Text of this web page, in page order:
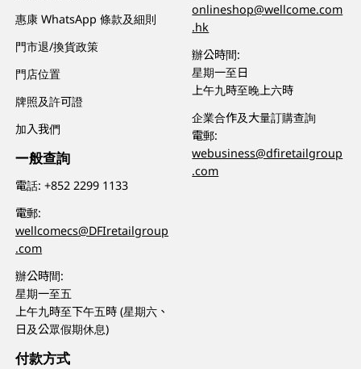
惠康 WhatsApp 條款及細則
門市退/換貨政策
門店位置
牌照及許可證
加入我們
一般查詢
電話:+852 2299 1133
電郵:
wellcomecs@DFIretailgroup
.com
辦公時間:
星期一至五
上午九時至下午五時 (星期六、
日及公眾假期休息)
onlineshop@wellcome.com
.hk
辦公時間:
星期一至日
上午九時至晚上六時
企業合作及大量訂購查詢
電郵:
webusiness@dfiretailgroup
.com
付款方式